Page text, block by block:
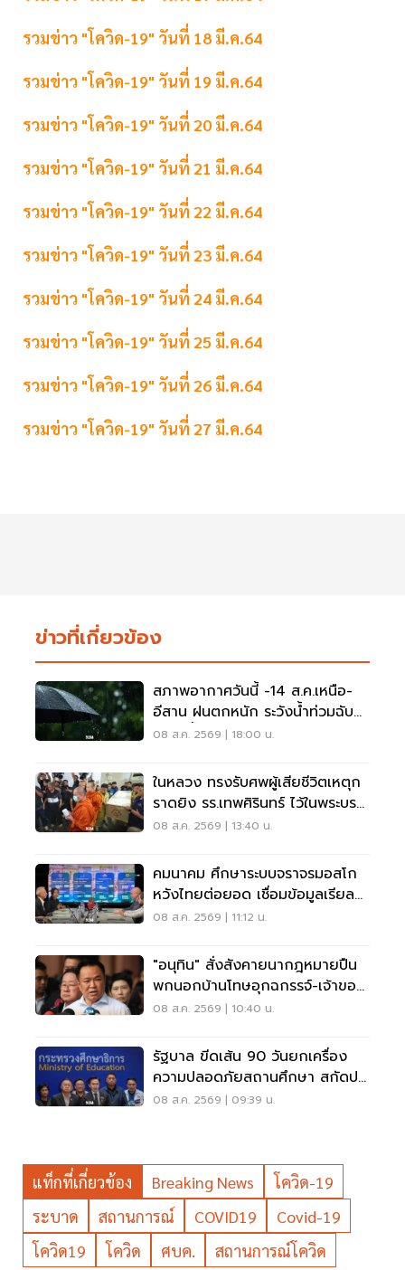
รวมข่าว "โควิด-19" วันที่ 18 มี.ค.64
รวมข่าว "โควิด-19" วันที่ 19 มี.ค.64
รวมข่าว "โควิด-19" วันที่ 20 มี.ค.64
รวมข่าว "โควิด-19" วันที่ 21 มี.ค.64
รวมข่าว "โควิด-19" วันที่ 22 มี.ค.64
รวมข่าว "โควิด-19" วันที่ 23 มี.ค.64
รวมข่าว "โควิด-19" วันที่ 24 มี.ค.64
รวมข่าว "โควิด-19" วันที่ 25 มี.ค.64
รวมข่าว "โควิด-19" วันที่ 26 มี.ค.64
รวมข่าว "โควิด-19" วันที่ 27 มี.ค.64
ข่าวที่เกี่ยวข้อง
สภาพอากาศวันนี้ -14 ส.ค.เหนือ-
อีสาน ฝนตกหนัก ระวังน้ำท่วมฉับ
พลัน น้ำป่าไหลหลาก
08 ส.ค. 2569 | 18:00 น.
ในหลวง ทรงรับศพผู้เสียชีวิตเหตุก
ราดยิง รร.เทพศิรินทร์ ไว้ในพระบรม
ราชานุเคราะห์
08 ส.ค. 2569 | 13:40 น.
คมนาคม ศึกษาระบบจราจรมอสโก
หวังไทยต่อยอด เชื่อมข้อมูลเรียล
ไทม์ แก้รถติด
08 ส.ค. 2569 | 11:12 น.
"อนุทิน" สั่งสังคายนากฎหมายปืน
พกนอกบ้านโทษอุกฉกรรจ์-เจ้าของ
โดนหนัก
08 ส.ค. 2569 | 10:40 น.
รัฐบาล ขีดเส้น 90 วันยกเครื่อง
ความปลอดภัยสถานศึกษา สกัดปม
บูลลี่
08 ส.ค. 2569 | 09:39 น.
แท็กที่เกี่ยวข้อง Breaking News
โควิด-19
ระบาด
สถานการณ์ COVID19
Covid-19
โควิด19
โควิด ศบค. สถานการณ์โควิด